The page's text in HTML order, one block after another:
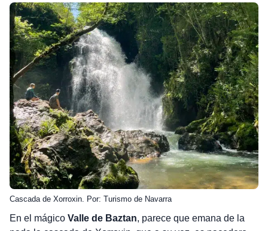
Cascada de Xorroxin. Por: Turismo de Navarra
En el mágico Valle de Baztan, parece que emana de la